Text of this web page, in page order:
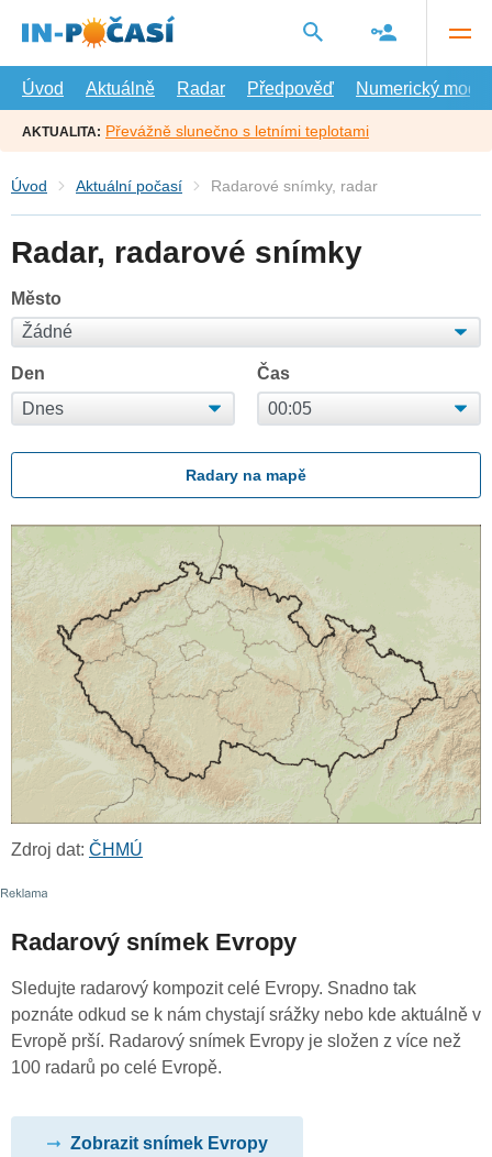
hlavní
Úvod
Aktuálně Radar Předpověď Numerický model
AKTUALITA: Převážně slunečno s letními teplotami
Úvod Aktuální počasí Radarové snímky, radar
Radar, radarové snímky
Město
Den Čas
Radary na mapě
Zdroj dat: ČHMÚ
Radarový snímek Evropy
Sledujte radarový kompozit celé Evropy. Snadno tak
poznáte odkud se k nám chystají srážky nebo kde aktuálně v
Evropě prší. Radarový snímek Evropy je složen z více než
100 radarů po celé Evropě.
Zobrazit snímek Evropy